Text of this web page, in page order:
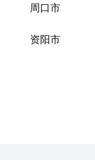
周口市
资阳市